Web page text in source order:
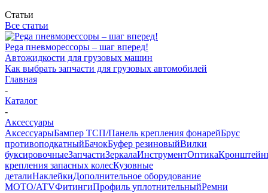
Статьи
Все статьи
Pega пневморессоры – шаг вперед!
Автожидкости для грузовых машин
Как выбрать запчасти для грузовых автомобилей
Главная
-
Каталог
-
Аксессуары
АксессуарыБампер ТСП/Панель крепления фонарейБрус
противоподкатныйБачокБуфер резиновыйВилки
буксировочныеЗапчастиЗеркалаИнструментОптика
крепления запасных колесКузовные
деталиНаклейкиДополнительное оборудование
MOTO/ATVФитингиПрофиль уплотнительныйРемни